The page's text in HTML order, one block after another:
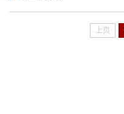
上页